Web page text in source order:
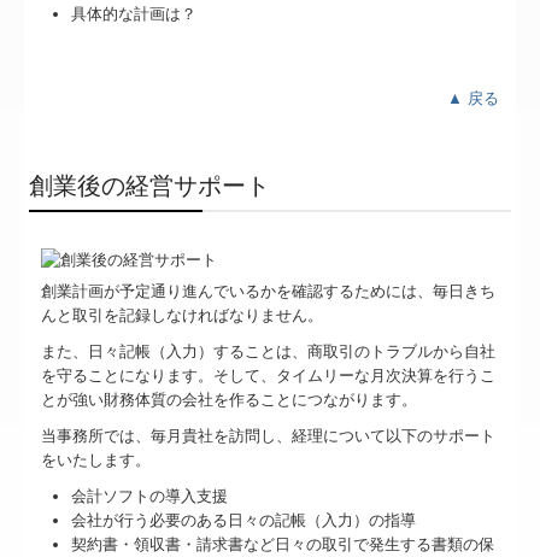
具体的な計画は？
▲ 戻る
創業後の経営サポート
創業計画が予定通り進んでいるかを確認するためには、毎日きち
んと取引を記録しなければなりません。
また、日々記帳（入力）することは、商取引のトラブルから自社
を守ることになります。そして、タイムリーな月次決算を行うこ
とが強い財務体質の会社を作ることにつながります。
当事務所では、毎月貴社を訪問し、経理について以下のサポート
をいたします。
会計ソフトの導入支援
会社が行う必要のある日々の記帳（入力）の指導
契約書・領収書・請求書など日々の取引で発生する書類の保